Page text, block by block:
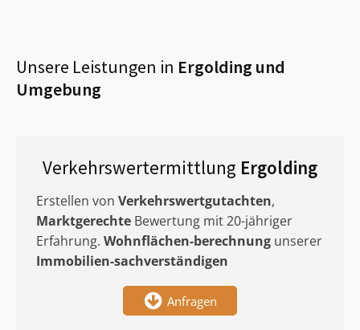
Unsere Leistungen in Ergolding und
Umgebung
Verkehrswertermittlung Ergolding
Erstellen von Verkehrswertgutachten,
Marktgerechte Bewertung mit 20-jähriger
Erfahrung. Wohnflächen-berechnung unserer
Immobilien-sachverständigen
Anfragen